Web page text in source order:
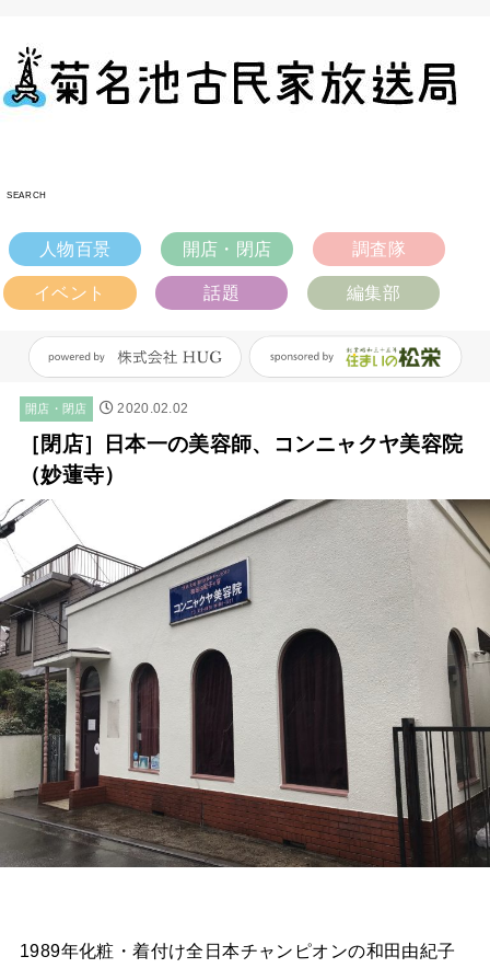
SEARCH
人物百景 開店・閉店 調査隊
イベント 話題 編集部
開店・閉店 2020.02.02
［閉店］日本一の美容師、コンニャクヤ美容院
（妙蓮寺）
1989年化粧・着付け全日本チャンピオンの和田由紀子